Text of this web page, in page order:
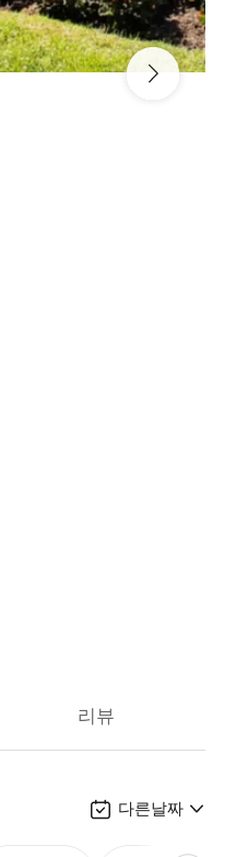
리뷰
다른날짜